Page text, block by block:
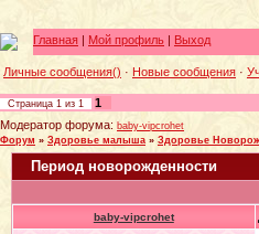
Главная | Мой профиль | Выход
Личные сообщения() · Новые сообщения ·
Страница 1 из 1
1
Модератор форума: baby-vipcrohet
Форум » Здоровье малыша » Здоровье
Период новорожденности
baby-vipcrohet